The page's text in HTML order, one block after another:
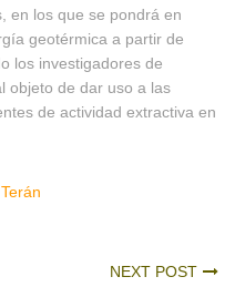
en los que se pondrá en
geotérmica a partir de
los investigadores de
objeto de dar uso a las
de actividad extractiva en
NEXT POST